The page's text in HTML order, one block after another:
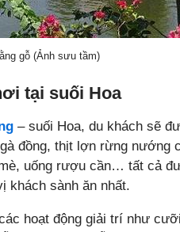
gỗ (Ảnh sưu tầm)
tại suối Hoa
– suối Hoa, du khách sẽ
đồng, thịt lợn rừng nướng
uống rượu cần… tất cả
khách sành ăn nhất.
hoạt động giải trí như